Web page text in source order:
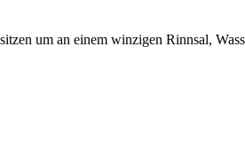
um an einem winzigen Rinnsal,